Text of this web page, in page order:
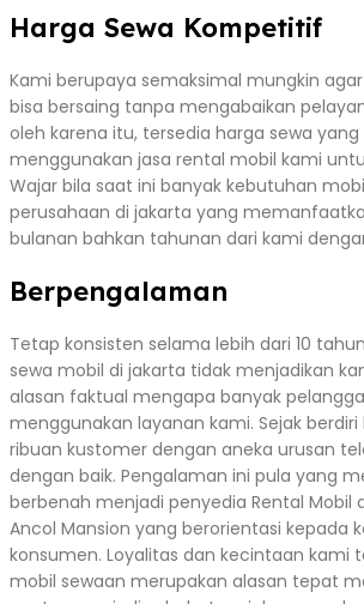
Harga Sewa Kompetitif
Kami berupaya semaksimal mungkin
bisa bersaing tanpa mengabaikan
oleh karena itu, tersedia harga sewa
menggunakan jasa rental mobil kami
Wajar bila saat ini banyak kebutuhan
perusahaan di jakarta yang
bulanan bahkan tahunan dari kami
Berpengalaman
Tetap konsisten selama lebih dari 10
sewa mobil di jakarta tidak menjadikan
alasan faktual mengapa banyak
menggunakan layanan kami. Sejak
ribuan kustomer dengan aneka urusan
dengan baik. Pengalaman ini pula yang
berbenah menjadi penyedia Rental Mobil
Ancol Mansion yang berorientasi kepada
konsumen. Loyalitas dan kecintaan kami
mobil sewaan merupakan alasan tepat